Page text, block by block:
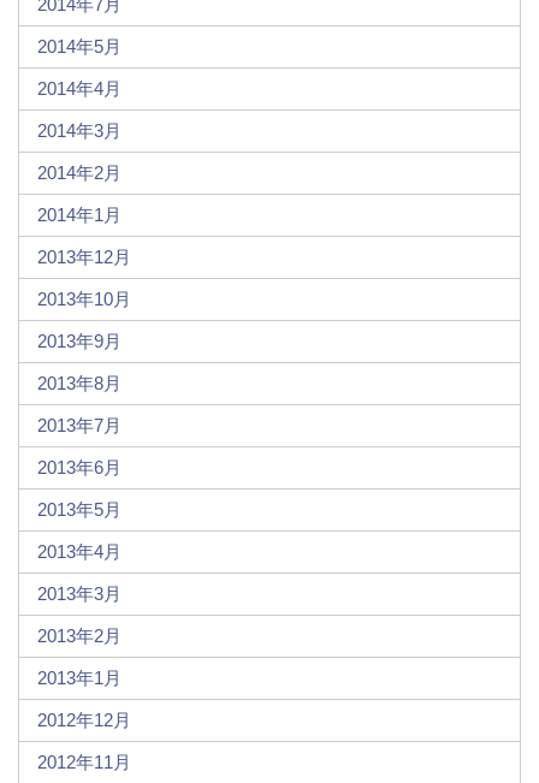
2014年5月
2014年4月
2014年3月
2014年2月
2014年1月
2013年12月
2013年10月
2013年9月
2013年8月
2013年7月
2013年6月
2013年5月
2013年4月
2013年3月
2013年2月
2013年1月
2012年12月
2012年11月